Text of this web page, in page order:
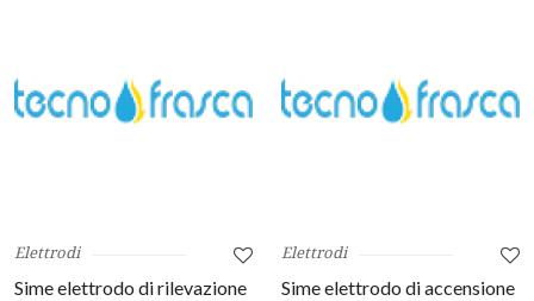
Elettrodi
Sime elettrodo di rilevazione
Elettrodi
Sime elettrodo di accensione